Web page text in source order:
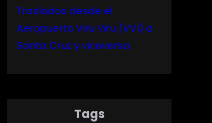
Traslados desde el
Aeropuerto Viru Viru (VVI) a
Santa Cruz y viceversa
Tags